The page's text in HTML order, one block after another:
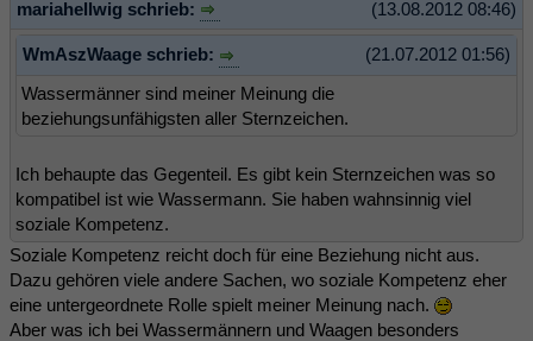
(13.08.2012 08:46)
mariahellwig schrieb:
(21.07.2012 01:56)
WmAszWaage schrieb:
Wassermänner sind meiner Meinung die
beziehungsunfähigsten aller Sternzeichen.
Ich behaupte das Gegenteil. Es gibt kein Sternzeichen was so
kompatibel ist wie Wassermann. Sie haben wahnsinnig viel
soziale Kompetenz.
Soziale Kompetenz reicht doch für eine Beziehung nicht aus.
Dazu gehören viele andere Sachen, wo soziale Kompetenz eher
eine untergeordnete Rolle spielt meiner Meinung nach.
Aber was ich bei Wassermännern und Waagen besonders